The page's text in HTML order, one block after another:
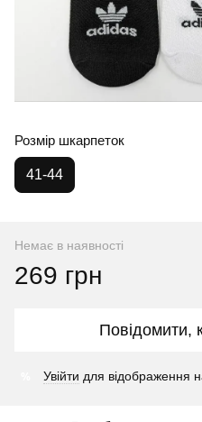
Розмір шкарпеток
41-44
Немає в наявності
269 грн
Повідомити,
Увійти для відображення